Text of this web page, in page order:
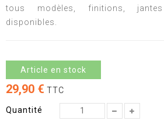
tous modèles, finitions,
disponibles.
Article en stock
29,90 € TTC
Quantité